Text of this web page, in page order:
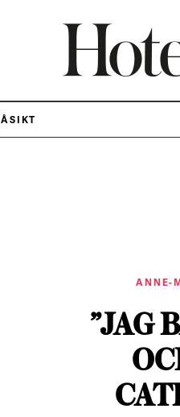
ÅSIKT
ANNE-
”JAG